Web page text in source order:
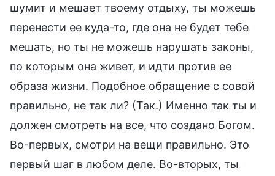
шумит и мешает твоему отдыху, ты можешь
перенести ее куда-то, где она не будет тебе
мешать, но ты не можешь нарушать законы,
по которым она живет, и идти против ее
образа жизни. Подобное обращение с совой
правильно, не так ли? (Так.) Именно так ты и
должен смотреть на все, что создано Богом.
Во-первых, смотри на вещи правильно. Это
первый шаг в любом деле. Во-вторых, ты